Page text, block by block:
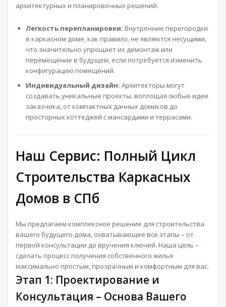
архитектурных и планировочных решений.
Легкость перепланировки: Внутренние перегородки
в каркасном доме, как правило, не являются несущими,
что значительно упрощает их демонтаж или
перемещение в будущем, если потребуется изменить
конфигурацию помещений.
Индивидуальный дизайн: Архитекторы могут
создавать уникальные проекты, воплощая любые идеи
заказчика, от компактных дачных домиков до
просторных коттеджей с мансардами и террасами.
Наш Сервис: Полный Цикл
Строительства Каркасных
Домов в СПб
Мы предлагаем комплексное решение для строительства
вашего будущего дома, охватывающее все этапы – от
первой консультации до вручения ключей. Наша цель –
сделать процесс получения собственного жилья
максимально простым, прозрачным и комфортным для вас.
Этап 1: Проектирование и
Консультация – Основа Вашего